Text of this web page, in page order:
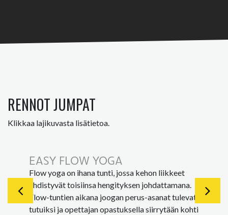
RENNOT JUMPAT
Klikkaa lajikuvasta lisätietoa.
EASY FLOW YOGA
Flow yoga on ihana tunti, jossa kehon liikkeet
yhdistyvät toisiinsa hengityksen johdattamana.
Flow-tuntien aikana joogan perus-asanat tulevat
tutuiksi ja opettajan opastuksella siirrytään kohti